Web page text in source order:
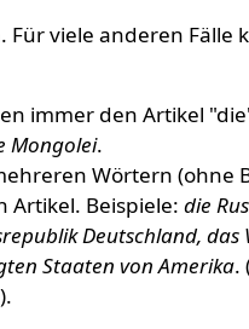
Für viele anderen Fälle
immer den Artikel
Mongolei.
Wörtern (ohne
Artikel. Beispiele: die
Deutschland, das
Staaten von Amerika.